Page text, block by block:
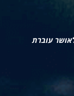
עוברת